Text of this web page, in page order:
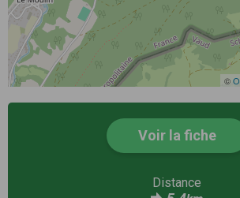
©
Voir la fiche
Distance